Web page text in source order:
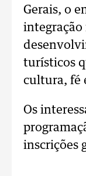
Gerais, o
integração
turísticos
cultura, fé
Os
inscrições